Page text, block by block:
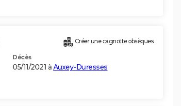
Créer une cagnotte obsèques
Décès
05/11/2021 à Auxey-Duresses